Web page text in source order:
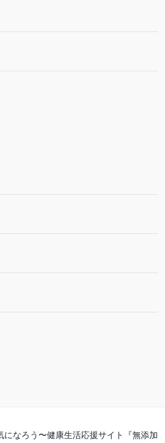
なろう〜健康生活応援サイト『無添加